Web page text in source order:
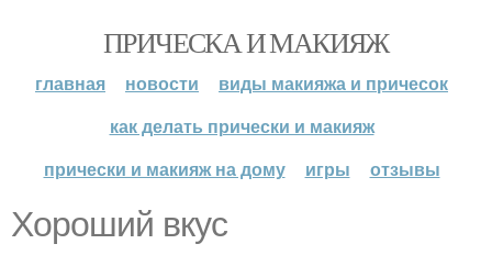
ПРИЧЕСКА И МАКИЯЖ
главная новости
виды макияжа и причесок
как делать прически и макияж
прически и макияж на дому
игры отзывы
Хороший вкус